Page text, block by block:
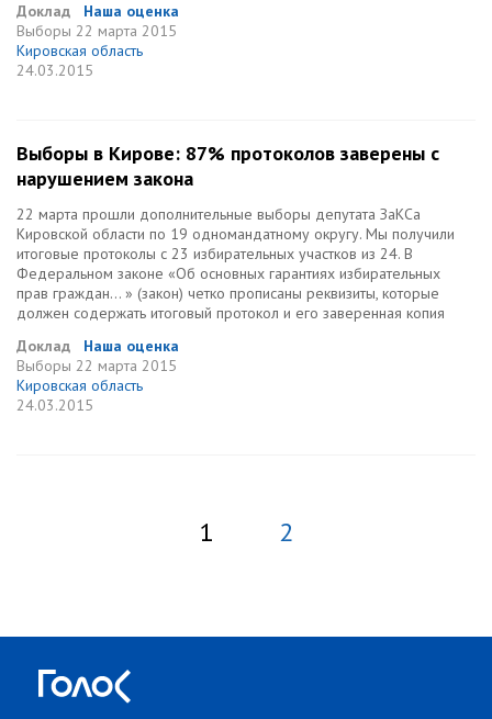
Доклад
Наша оценка
Выборы 22 марта 2015
Кировская область
24.03.2015
Выборы в Кирове: 87% протоколов заверены с
нарушением закона
22 марта прошли дополнительные выборы депутата ЗаКСа
Кировской области по 19 одномандатному округу. Мы получили
итоговые протоколы с 23 избирательных участков из 24. В
Федеральном законе «Об основных гарантиях избирательных
прав граждан… » (закон) четко прописаны реквизиты, которые
должен содержать итоговый протокол и его заверенная копия
Доклад
Наша оценка
Выборы 22 марта 2015
Кировская область
24.03.2015
1 2